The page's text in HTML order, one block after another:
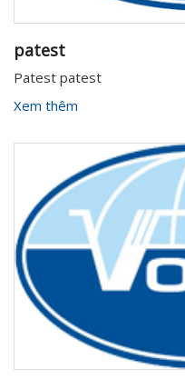
patest
Patest patest
Xem thêm